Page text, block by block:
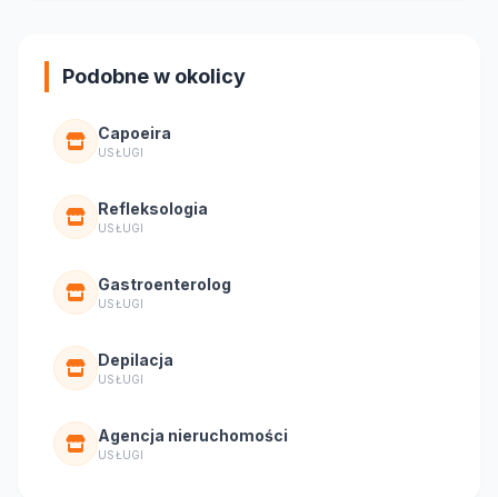
Podobne w okolicy
Capoeira
USŁUGI
Refleksologia
USŁUGI
Gastroenterolog
USŁUGI
Depilacja
USŁUGI
Agencja nieruchomości
USŁUGI